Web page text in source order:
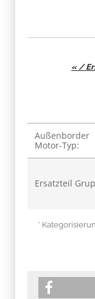
« /
Wert
Außenborder
Motor-Typ:
Ersatzteil
*